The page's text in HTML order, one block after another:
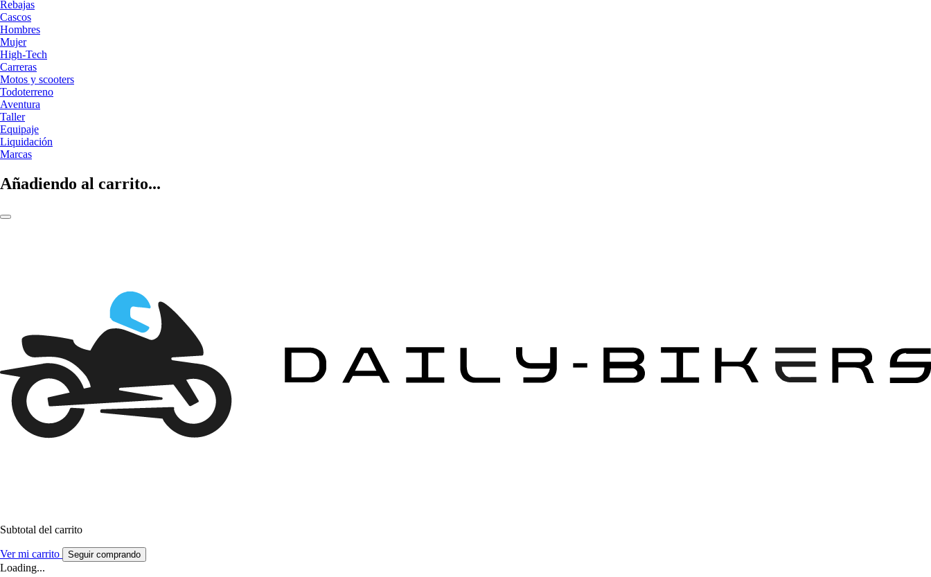
Rebajas
Cascos
Hombres
Mujer
High-Tech
Carreras
Motos y scooters
Todoterreno
Aventura
Taller
Equipaje
Liquidación
Marcas
Añadiendo al carrito...
Subtotal del carrito
Ver mi carrito Seguir comprando
Loading...